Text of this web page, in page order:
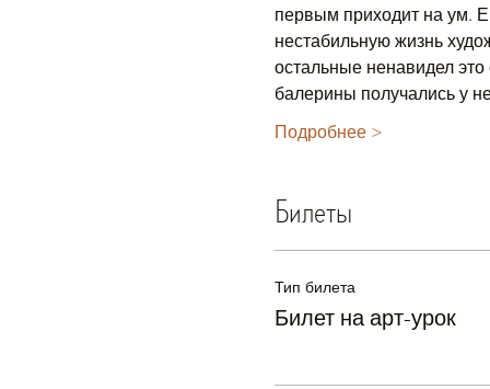
первым приходит на ум.
нестабильную жизнь
остальные ненавидел
балерины получались у
Подробнее >
Билеты
Тип билета
Билет на арт-урок